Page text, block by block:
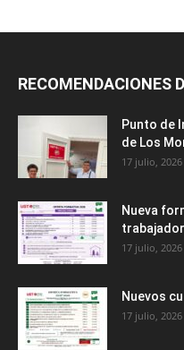
RECOMENDACIONES
Punto de
de Los
17 julio, 2026
Nueva
17 julio, 2026
Nuevos
17 julio, 2026